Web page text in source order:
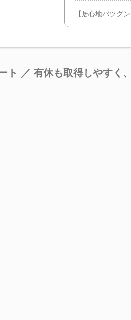
【居心地バツグ
／ 有休も取得しやすく、